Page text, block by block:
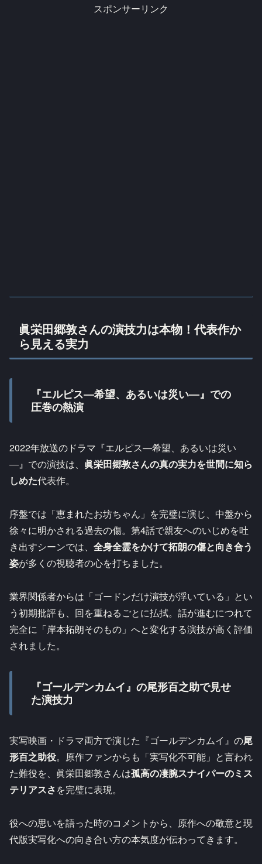
スポンサーリンク
眞栄田郷敦さんの演技力は本物！代表作か
ら見える実力
『エルピス―希望、あるいは災い―』での
圧巻の熱演
2022年放送のドラマ『エルピス―希望、あるいは災い
―』での演技は、 眞栄田郷敦さんの真の実力を世間に知ら
しめた代表作。​
序盤では「恵まれたお坊ちゃん」を完璧に演じ、中盤から
徐々に明かされる過去の傷。第4話で親友へのいじめを吐
き出すシーンでは、 全身全霊をかけて拓朗の傷と向き合う
姿が多くの視聴者の心を打ちました。​
業界関係者からは「ゴードンだけ演技が浮いている」とい
う初期批評も、回を重ねるごとに払拭。話が進むにつれて
完全に「岸本拓朗そのもの」へと変化する演技が高く評価
されました。​
『ゴールデンカムイ』の尾形百之助で見せ
た演技力
実写映画・ドラマ両方で演じた『ゴールデンカムイ』の尾
形百之助役。原作ファンからも「実写化不可能」と言われ
た難役を、眞栄田郷敦さんは孤高の凄腕スナイパーのミス
テリアスさを完璧に表現。​
役への思いを語った時のコメントから、原作への敬意と現
代版実写化への向き合い方の本気度が伝わってきます。​